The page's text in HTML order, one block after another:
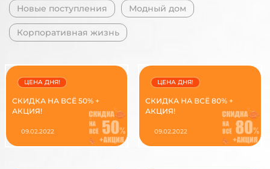
Новые поступления Модный дом
Корпоративная жизнь
СКИДКА НА ВСЁ 50% +
АКЦИЯ!
ЦЕНА ДНЯ!
09.02.2022
СКИДКА НА ВСЁ 80% +
АКЦИЯ!
ЦЕНА ДНЯ!
09.02.2022